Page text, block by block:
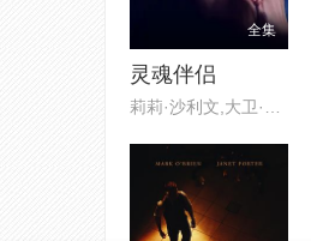
全集
灵魂伴侣
莉莉·沙利文,大卫·里达尔